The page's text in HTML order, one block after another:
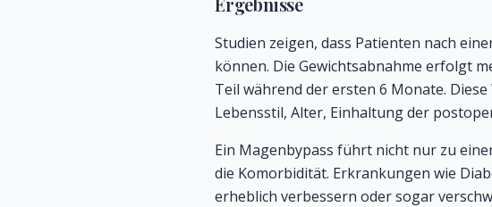
Studien zeigen, dass Patienten nach
können. Die Gewichtsabnahme erfolgt
Teil während der ersten 6 Monate.
Lebensstil, Alter, Einhaltung der
Ein Magenbypass führt nicht nur zu
die Komorbidität. Erkrankungen wie
erheblich verbessern oder sogar